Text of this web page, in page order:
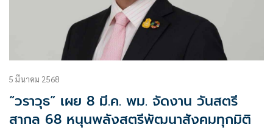
5 มีนาคม 2568
“วราวุธ” เผย 8 มี.ค. พม. จัดงาน วันสตรี
สากล 68 หนุนพลังสตรีพัฒนาสังคมทุกมิติ